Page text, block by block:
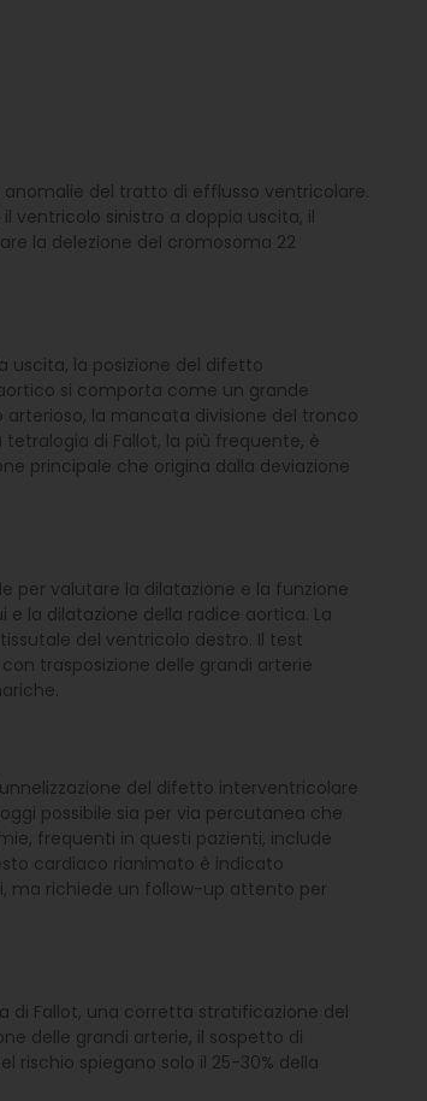
del tratto di efflusso ventricolare.
ventricolo sinistro a doppia uscita, il
la delezione del cromosoma 22
uscita, la posizione del difetto
si comporta come un grande
la mancata divisione del tronco
di Fallot, la più frequente, è
principale che origina dalla deviazione
per valutare la dilatazione e la funzione
e la dilatazione della radice aortica. La
del ventricolo destro. Il test
trasposizione delle grandi arterie
del difetto interventricolare
possibile sia per via percutanea che
frequenti in questi pazienti, include
cardiaco rianimato è indicato
ma richiede un follow-up attento per
di Fallot, una corretta stratificazione del
delle grandi arterie, il sospetto di
spiegano solo il 25-30% della